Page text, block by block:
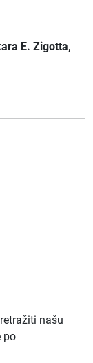
E. Zigotta,
našu
po